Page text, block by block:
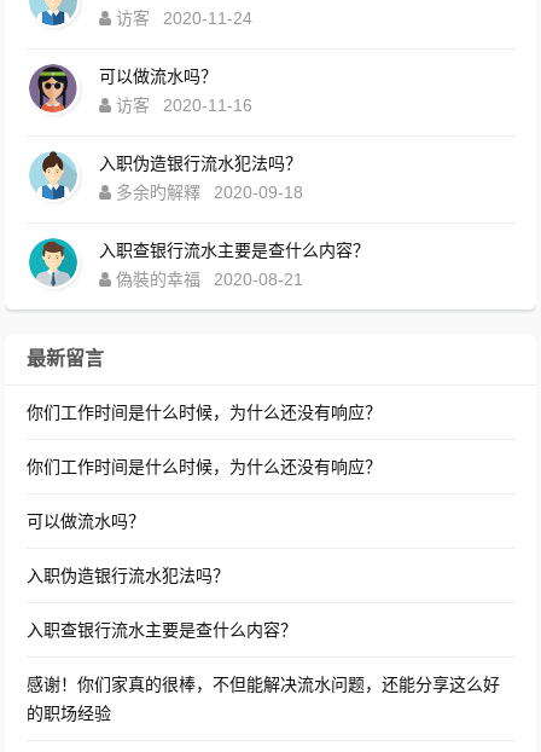
访客
2020-11-24
可以做流水吗？
访客
2020-11-16
入职伪造银行流水犯法吗？
多余旳解釋
2020-09-18
入职查银行流水主要是查什么内容？
偽裝的幸福
2020-08-21
最新留言
你们工作时间是什么时候，为什么还没有响应？
你们工作时间是什么时候，为什么还没有响应？
可以做流水吗？
入职伪造银行流水犯法吗？
入职查银行流水主要是查什么内容？
感谢！你们家真的很棒，不但能解决流水问题，还能分享这么好
的职场经验